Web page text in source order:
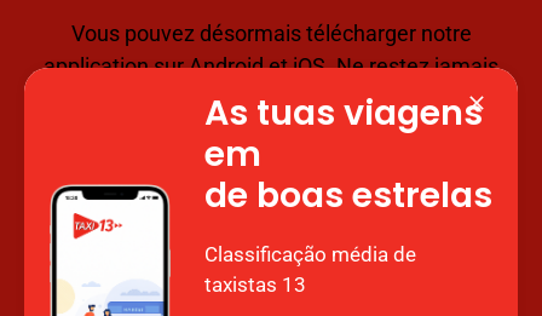
Vous pouvez désormais télécharger notre
application sur Android et iOS. Ne restez jamais
bloqué avec Taxi 13, réservez votre taxi où que
vous soyez, pour autant que vous soyez
nombreux.
As tuas viagens
em
de boas estrelas
Classificação média de
taxistas 13